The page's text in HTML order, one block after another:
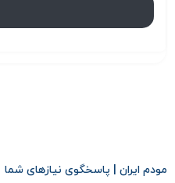
مودم ایران | پاسخگوی نیازهای شما